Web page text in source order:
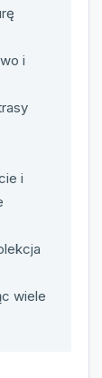
i
i
wiele